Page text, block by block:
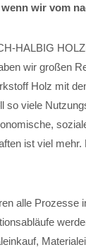
wir vom
HALBIG
wir großen
Holz mit
so viele
ist viel
alle Prozesse